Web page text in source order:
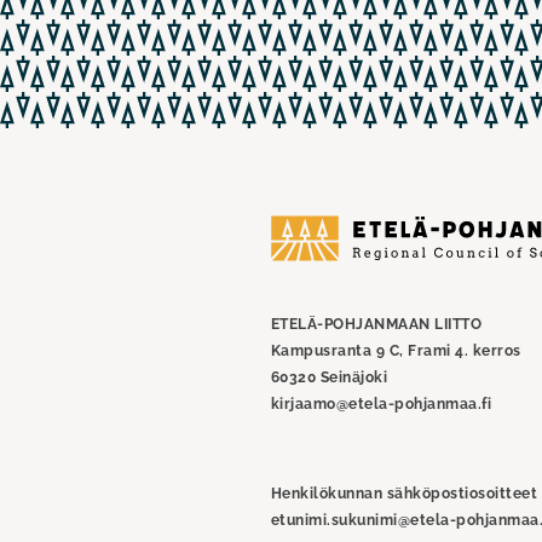
Etelä-
Pohjanmaan
ETELÄ-POHJANMAAN LIITTO
Kampusranta 9 C, Frami 4. kerros
60320 Seinäjoki
kirjaamo@etela-pohjanmaa.fi
Henkilökunnan sähköpostiosoitteet
etunimi.sukunimi@etela-